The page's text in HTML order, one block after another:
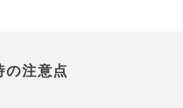
の注意点